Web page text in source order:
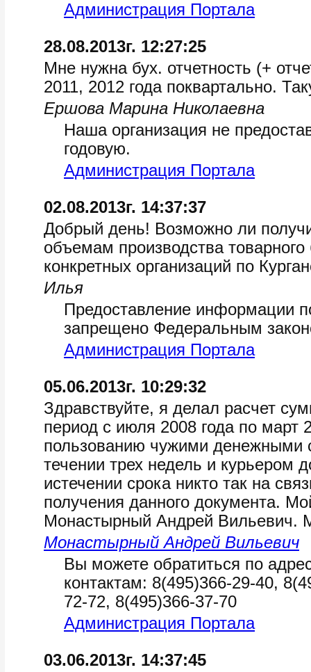
Администрация Портала
28.08.2013г. 12:27:25
Мне нужна бух. отчетность (+
2011, 2012 года поквартально.
Ершова Марина Николаевна
Наша организация не
годовую.
Администрация Портала
02.08.2013г. 14:37:37
Добрый день! Возможно ли
объемам производства
конкретных организаций по
Илья
Предоставление информации
запрещено Федеральным
Администрация Портала
05.06.2013г. 10:29:32
Здравствуйте, я делал расчет
период с июля 2008 года по март
пользованию чужими денежными
течении трех недель и курьером
истечении срока никто так на
получения данного документа.
Монастырный Андрей Вильевич.
Монастырный Андрей Вильевич
Вы можете обратиться по
контактам: 8(495)366-29-40,
72-72, 8(495)366-37-70
Администрация Портала
03.06.2013г. 14:37:45